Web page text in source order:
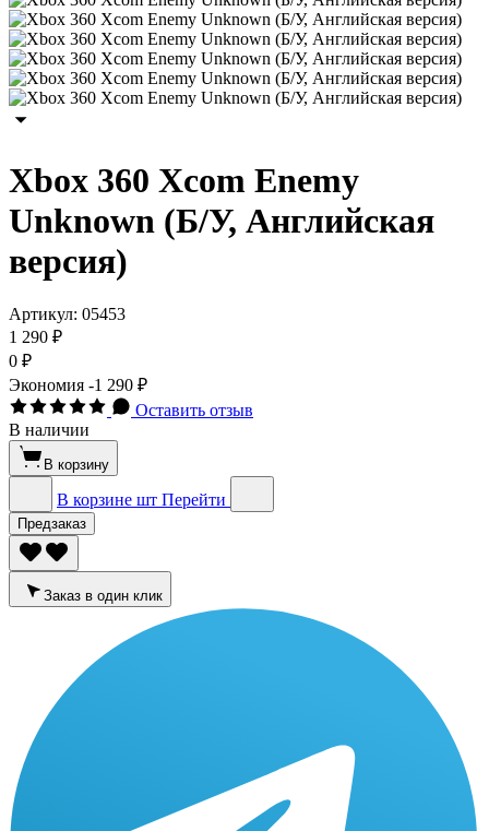
Xbox 360 Xcom Enemy
Unknown (Б/У, Английская
версия)
Артикул: 05453
1 290 ₽
0 ₽
Экономия -1 290 ₽
Оставить отзыв
В наличии
В корзину
В корзине шт Перейти
Предзаказ
Заказ в один клик